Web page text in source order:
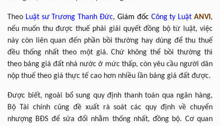
Theo Luật sư Trương Thanh Đức, Giám đốc Công ty Luật ANVI ,
nếu muốn thu được thuế phải giải quyết đồng bộ từ luật, việc
này còn liên quan đến phần bồi thường hay dùng để thu thuế
đều thống nhất theo một giá. Chứ không thể bồi thường thì
theo bảng giá đất nhà nước ở mức thấp, còn yêu cầu người dân
nộp thuế theo giá thực tế cao hơn nhiều lần bảng giá đất được.
Được biết, ngoài bổ sung quy định thanh toán qua ngân hàng,
Bộ Tài chính cũng đề xuất rà soát các quy định về chuyển
nhượng BĐS để sửa đổi nhằm thống nhất, đồng bộ. Cơ quan